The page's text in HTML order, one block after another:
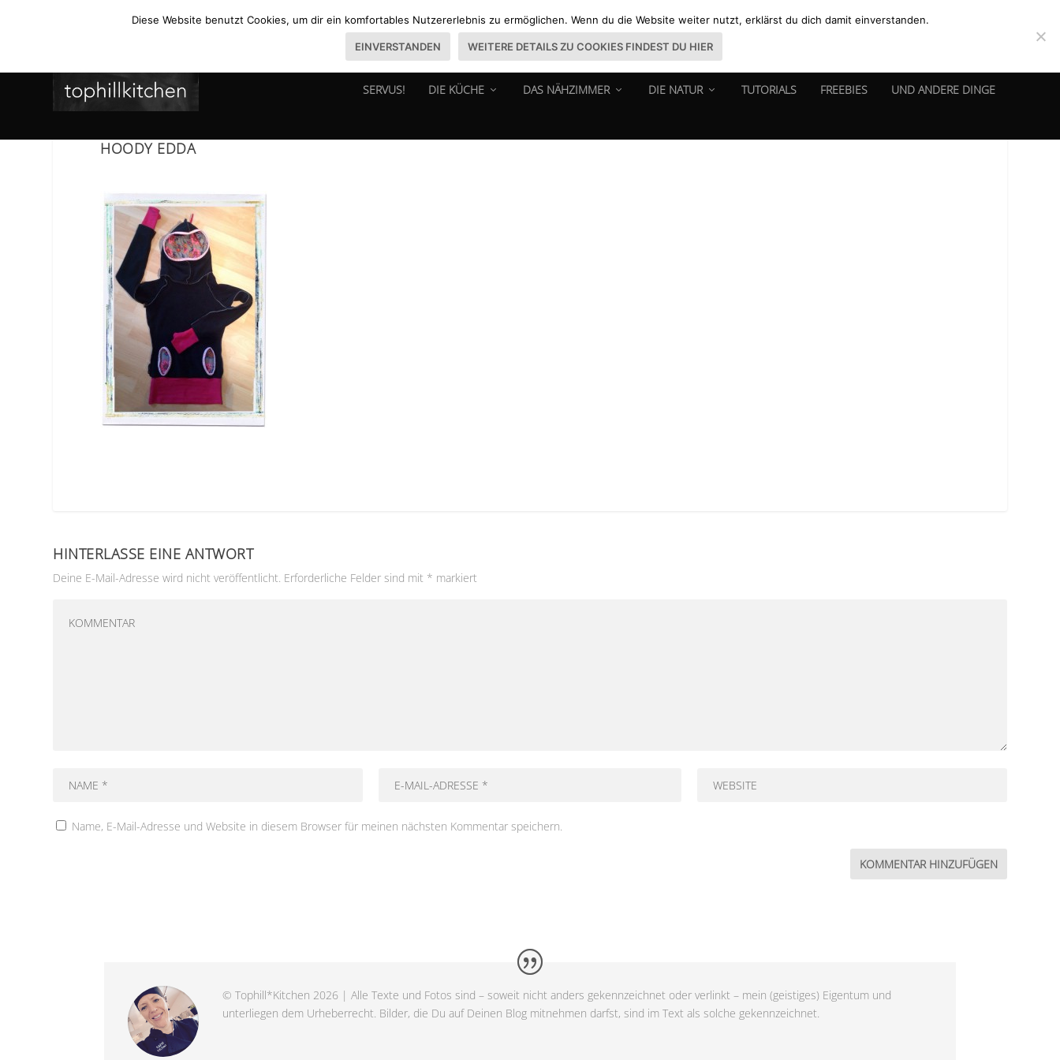
SERVUS! DIE KÜCHE DAS NÄHZIMMER DIE NATUR TUTORIALS FREEBIES UND ANDERE DINGE
HOODY EDDA
HINTERLASSE EINE ANTWORT
Deine E-Mail-Adresse wird nicht veröffentlicht. Erforderliche Felder sind mit * markiert
Name, E-Mail-Adresse und Website in diesem Browser für meinen nächsten Kommentar speichern.
© Tophill*Kitchen 2026 | Alle Texte und Fotos sind – soweit nicht anders gekennzeichnet oder verlinkt – mein (geistiges) Eigentum und
unterliegen dem Urheberrecht. Bilder, die Du auf Deinen Blog mitnehmen darfst, sind im Text als solche gekennzeichnet.
Diese Website benutzt Cookies, um dir ein komfortables Nutzererlebnis zu ermöglichen. Wenn du die Website weiter nutzt, erklärst du dich damit einverstanden.
EINVERSTANDEN WEITERE DETAILS ZU COOKIES FINDEST DU HIER